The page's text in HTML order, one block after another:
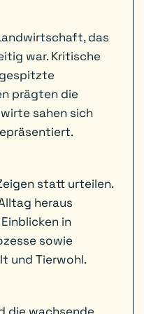
das
war. Kritische
prägten die
sahen sich
statt urteilen.
heraus
in
sowie
und Tierwohl.